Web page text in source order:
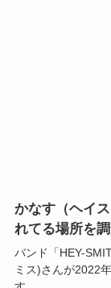
かなす（ヘイ
れてる場所を調
バンド「HEY-
ミス)さんが2022